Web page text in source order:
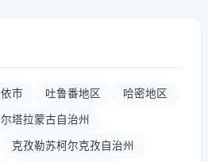
市 吐鲁番地区 哈密地区
塔拉蒙古自治州
克孜勒苏柯尔克孜自治州